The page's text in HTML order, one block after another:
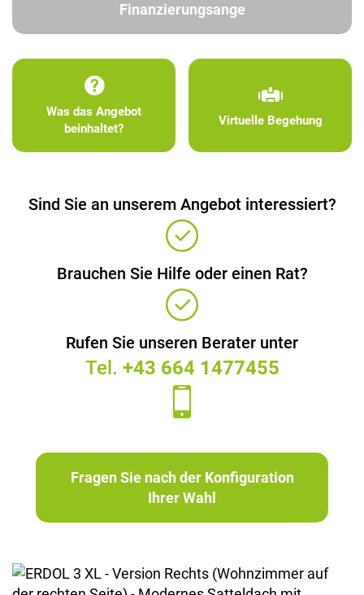
Finanzierungsange
Was das Angebot
beinhaltet?
Virtuelle Begehung
Sind Sie an unserem Angebot interessiert?
Brauchen Sie Hilfe oder einen Rat?
Rufen Sie unseren Berater unter
Tel. +43 664 1477455
Fragen Sie nach der Konfiguration
Ihrer Wahl